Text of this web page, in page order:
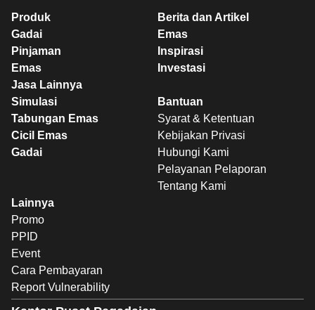
Produk
Gadai
Pinjaman
Emas
Jasa Lainnya
Berita dan Artikel
Emas
Inspirasi
Investasi
Simulasi
Tabungan Emas
Cicil Emas
Gadai
Bantuan
Syarat & Ketentuan
Kebijakan Privasi
Hubungi Kami
Pelayanan Pelaporan
Tentang Kami
Lainnya
Promo
PPID
Event
Cara Pembayaran
Report Vulnerability